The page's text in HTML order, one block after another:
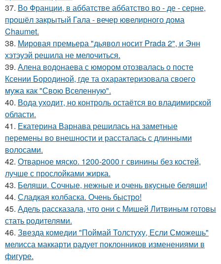
37. Во Франции, в аббатстве аббатство во - де - серне,
прошёл закрытый Гала - вечер ювелирного дома
Chaumet.
38. Мировая премьера "дьявол носит Prada 2", и Энн
хэтэуэй решила не мелочиться.
39. Алена водонаева с юмором отозвалась о посте
Ксении Бородиной, где та охарактеризовала своего
мужа как "Свою Вселенную".
40. Вода уходит, но контроль остаётся во владимирской
области.
41. Екатерина Варнава решилась на заметные
перемены во внешности и рассталась с длинными
волосами.
42. Отварное мяско. 1200-2000 г свинины без костей,
лучше с прослойками жирка.
43. Беляши. Сочные, нежные и очень вкусные беляши!
44. Сладкая колбаска. Очень быстро!
45. Адель рассказала, что они с Мишей Литвиным готовы
стать родителями.
46. Звезда комедии "Поймай Толстуху, Если Сможешь"
мелисса маккарти радует поклонников изменениями в
фигуре.